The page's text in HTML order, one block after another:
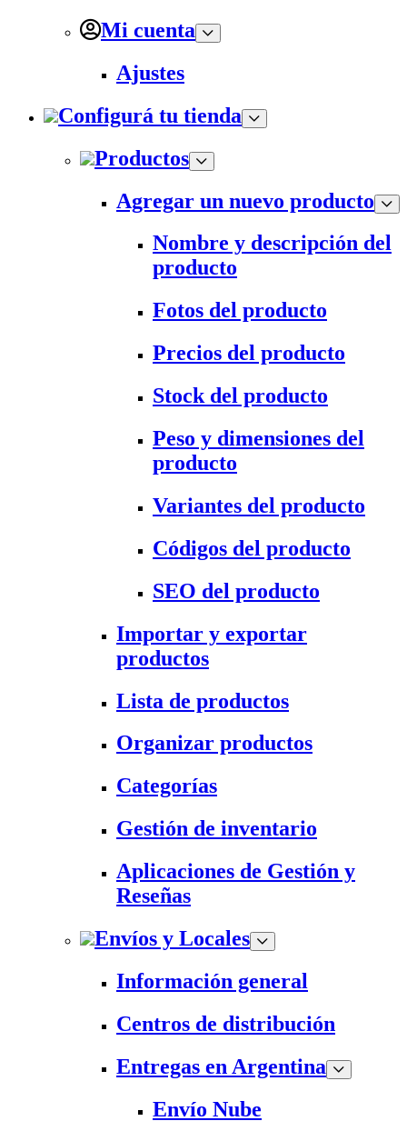
Mi cuenta
Ajustes
Configurá tu tienda
Productos
Agregar un nuevo producto
Nombre y descripción del
producto
Fotos del producto
Precios del producto
Stock del producto
Peso y dimensiones del
producto
Variantes del producto
Códigos del producto
SEO del producto
Importar y exportar
productos
Lista de productos
Organizar productos
Categorías
Gestión de inventario
Aplicaciones de Gestión y
Reseñas
Envíos y Locales
Información general
Centros de distribución
Entregas en Argentina
Envío Nube